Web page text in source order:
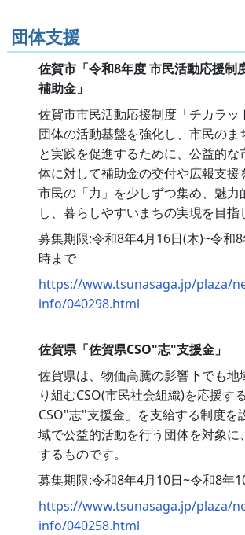
団体支援
佐賀市「令和8年度 市民活動応援制
補助金」
佐賀市市民活動応援制度「チカラッ
団体の活動基盤を強化し、市民のま
と実践を促進するために、公益的な
体に対して補助金の交付や広報支援
市民の「力」を少しずつ集め、魅力
し、暮らしやすいまちの実現を目指
募集期限:令和8年4月16日(木)~令和
時まで
https://www.tsunasaga.jp/plaza/
info/040298.html
佐賀県「佐賀県CSO"志"支援金」
佐賀県は、物価高騰の影響下でも地
り組むCSO(市民社会組織)を応援す
CSO"志"支援金」を支給する制度を
域で公益的活動を行う団体を対象に
するものです。
募集期限:令和8年4月10日~令和8年
https://www.tsunasaga.jp/plaza/
info/040258.html